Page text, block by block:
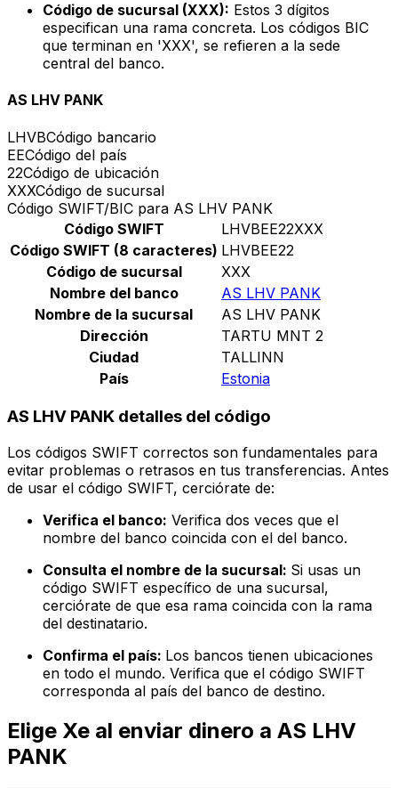
Código de sucursal (XXX): Estos 3 dígitos
especifican una rama concreta. Los códigos BIC
que terminan en 'XXX', se refieren a la sede
central del banco.
AS LHV PANK
LHVBCódigo bancario
EECódigo del país
22Código de ubicación
XXXCódigo de sucursal
Código SWIFT/BIC para AS LHV PANK
Código SWIFT
LHVBEE22XXX
Código SWIFT (8 caracteres) LHVBEE22
Código de sucursal
XXX
Nombre del banco
AS LHV PANK
Nombre de la sucursal
AS LHV PANK
Dirección
TARTU MNT 2
Ciudad
TALLINN
País
Estonia
AS LHV PANK detalles del código
Los códigos SWIFT correctos son fundamentales para
evitar problemas o retrasos en tus transferencias. Antes
de usar el código SWIFT, cerciórate de:
Verifica el banco: Verifica dos veces que el
nombre del banco coincida con el del banco.
Consulta el nombre de la sucursal: Si usas un
código SWIFT específico de una sucursal,
cerciórate de que esa rama coincida con la rama
del destinatario.
Confirma el país: Los bancos tienen ubicaciones
en todo el mundo. Verifica que el código SWIFT
corresponda al país del banco de destino.
Elige Xe al enviar dinero a AS LHV
PANK